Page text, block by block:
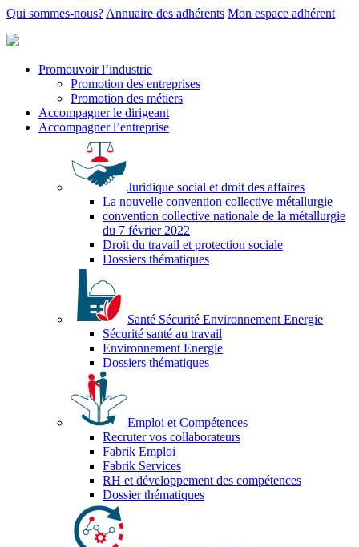
Qui sommes-nous? Annuaire des adhérents Mon espace adhérent
Promouvoir l’industrie
Promotion des entreprises
Promotion des métiers
Accompagner le dirigeant
Accompagner l’entreprise
Juridique social et droit des affaires
La nouvelle convention collective métallurgie
convention collective nationale de la métallurgie
du 7 février 2022
Droit du travail et protection sociale
Dossiers thématiques
Santé Sécurité Environnement Energie
Sécurité santé au travail
Environnement Energie
Dossiers thématiques
Emploi et Compétences
Recruter vos collaborateurs
Fabrik Emploi
Fabrik Services
RH et développement des compétences
Dossier thématiques